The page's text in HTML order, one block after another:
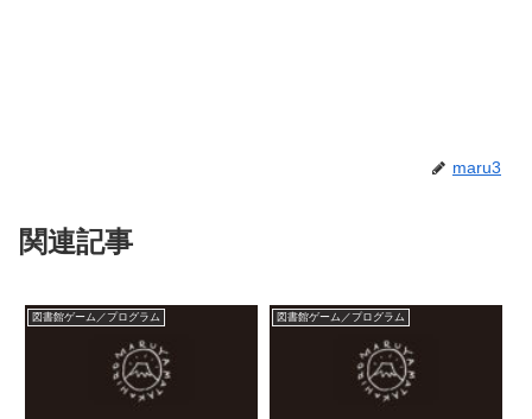
maru3
関連記事
図書館ゲーム／プログラム 図書館ゲーム／プログラム